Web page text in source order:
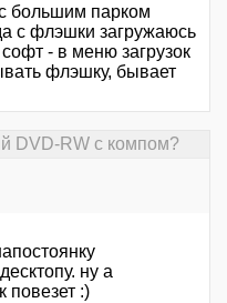
большим парком
с флэшки загружаюсь
- в меню загрузок
флэшку, бывает
DVD-RW с компом?
ну а
повезет :)